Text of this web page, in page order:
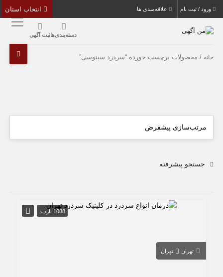
ورود / ثبت نام علاقه‌مندی ها
دسته‌بندی‌هاثبت آگهی
خانه / محصولات برچسب خورده “سردرد سینوسی”
جستجو پیشرفته
1088 بازدید
تهران تهران